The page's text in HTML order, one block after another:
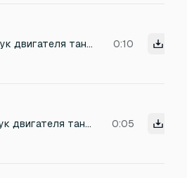
Звук двигателя танка абрамс при движении (Engine Loop): Более интенсивный звук работы двигателя под нагрузкой. Должен плавно накладываться на звук холостого хода при начале движения. 0:10
звук двигателя танка абрамс на холостых оборотах 0:05